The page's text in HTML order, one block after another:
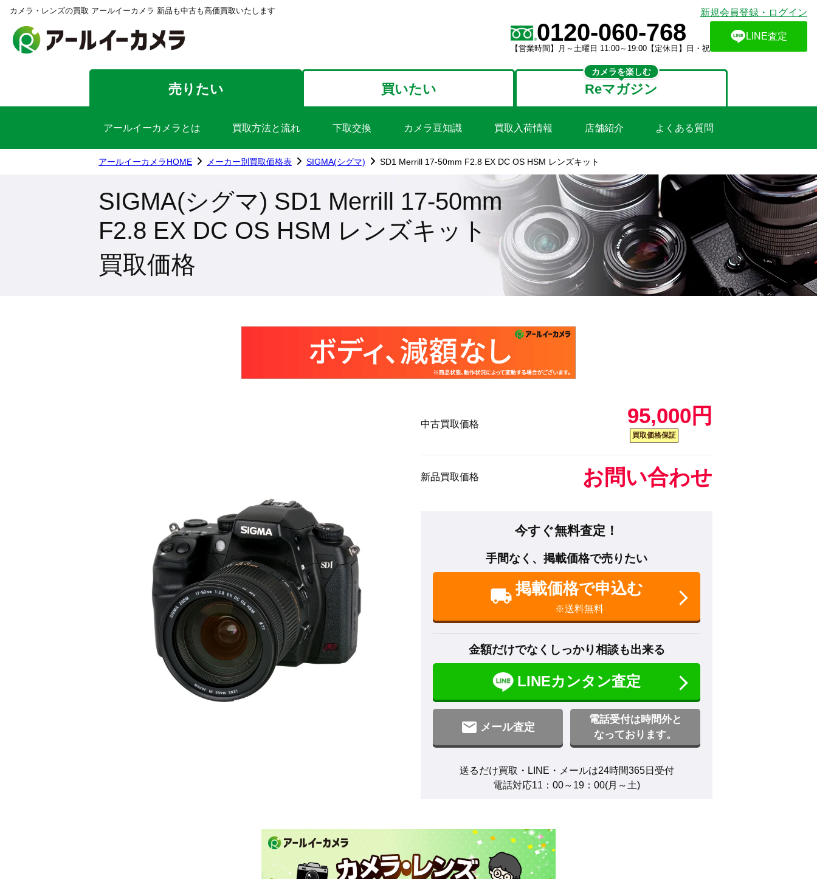
カメラ・レンズの買取 アールイーカメラ 新品も中古も高価買取いたします 新規会員登録・ログイン
0120-060-768
【営業時間】月～土曜日 11:00～19:00【定休日】日・祝
LINE査定
売りたい 買いたい Reマガジン
カメラを楽しむ
アールイーカメラとは 買取方法と流れ 下取交換 カメラ豆知識 買取入荷情報 店舗紹介 よくある質問
アールイーカメラHOME メーカー別買取価格表 SIGMA(シグマ) SD1 Merrill 17-50mm F2.8 EX DC OS HSM レンズキット
SIGMA(シグマ) SD1 Merrill 17-50mm
F2.8 EX DC OS HSM レンズキット
買取価格
中古買取価格 95,000円
買取価格保証
新品買取価格 お問い合わせ
今すぐ無料査定！
手間なく、掲載価格で売りたい
掲載価格で申込む
※送料無料
金額だけでなくしっかり相談も出来る
LINEカンタン査定
メール査定
電話受付は時間外と
なっております。
送るだけ買取・LINE・メールは24時間365日受付
電話対応11：00～19：00(月～土)